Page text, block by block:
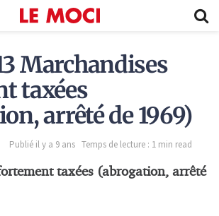
Marchandises
taxées
arrêté de 1969)
Publié il y a 9 ans Temps de lecture : 1 min read
taxées (abrogation, arrêté